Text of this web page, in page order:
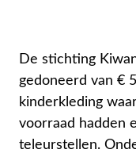
De stichting
gedoneerd van €
kinderkleding
voorraad hadden
teleurstellen.